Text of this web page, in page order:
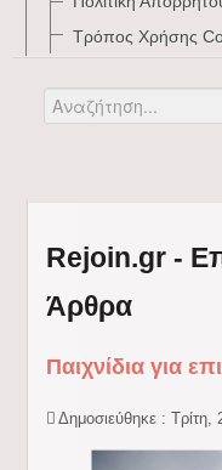
Τρόπος Xρήσης
Αναζήτηση...
Rejoin.gr -
Άρθρα
Παιχνίδια για
Δημοσιεύθηκε : Τρίτη,